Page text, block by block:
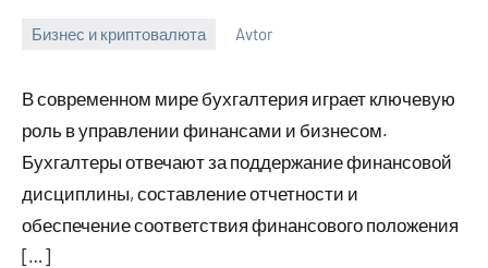
Бизнес и криптовалюта
2023
Avtor
В современном мире бухгалтерия играет ключевую
роль в управлении финансами и бизнесом.
Бухгалтеры отвечают за поддержание финансовой
дисциплины, составление отчетности и
обеспечение соответствия финансового положения
[…]